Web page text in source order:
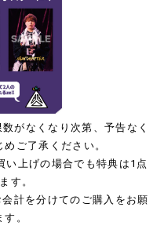
がなくなり次第、予告なく
ご了承ください。
上げの場合でも特典は1点
す。
計を分けてのご購入をお願
。